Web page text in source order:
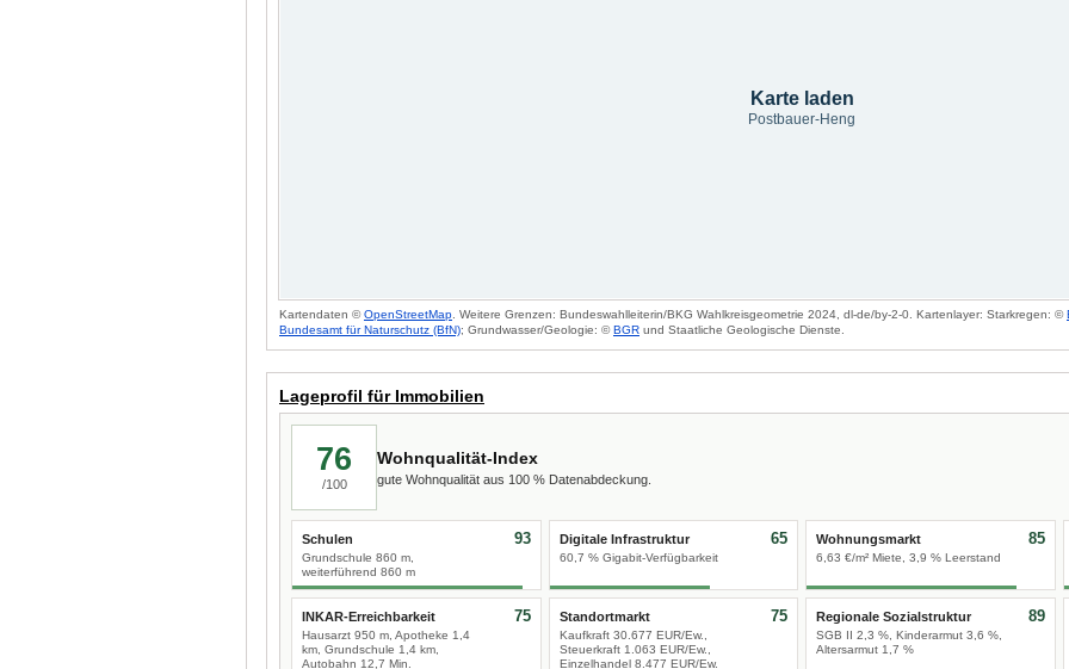
Karte laden
Postbauer-Heng
Kartendaten ©OpenStreetMap . Weitere Grenzen: Bundeswahlleiterin/BKG Wahlkreisgeometrie 2024, dl-de/by-2-0. Kartenlayer: Starkregen: ©
Bundesamt für Naturschutz (BfN); Grundwasser/Geologie: ©BGR und Staatliche Geologische Dienste.
Lageprofil für Immobilien
76
/100
Wohnqualität-Index
gute Wohnqualität aus 100 % Datenabdeckung.
Schulen
Grundschule 860 m,
weiterführend 860 m
93 Digitale Infrastruktur
60,7 % Gigabit-Verfügbarkeit
65 Wohnungsmarkt
6,63 €/m² Miete, 3,9 % Leerstand
85
INKAR-Erreichbarkeit
Hausarzt 950 m, Apotheke 1,4
km, Grundschule 1,4 km,
Autobahn 12,7 Min.
75 Standortmarkt
Kaufkraft 30.677 EUR/Ew.,
Steuerkraft 1.063 EUR/Ew.,
Einzelhandel 8.477 EUR/Ew.
75 Regionale Sozialstruktur
SGB II 2,3 %, Kinderarmut 3,6 %,
Altersarmut 1,7 %
89